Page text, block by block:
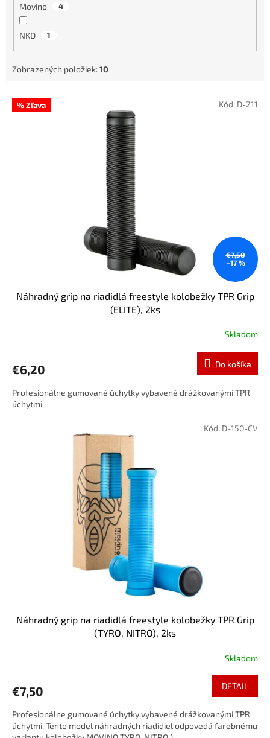
Movino 4
NKD 1
Zobrazených položiek:10
V % Zľava
€7,50
–17 %
Náhradný grip na riadidlá freestyle kolobežky TPR Grip
(ELITE), 2ks
Skladom
€6,20 Do košíka
Profesionálne gumované úchytky vybavené drážkovanými TPR
úchytmi.
Kód: D-211
Náhradný grip na riadidlá freestyle kolobežky TPR Grip
(TYRO, NITRO), 2ks
Skladom
€7,50 DETAIL
Profesionálne gumované úchytky vybavené drážkovanými TPR
úchytmi. Tento model náhradných riadidiel odpovedá farebnému
Kód: D-150-CV